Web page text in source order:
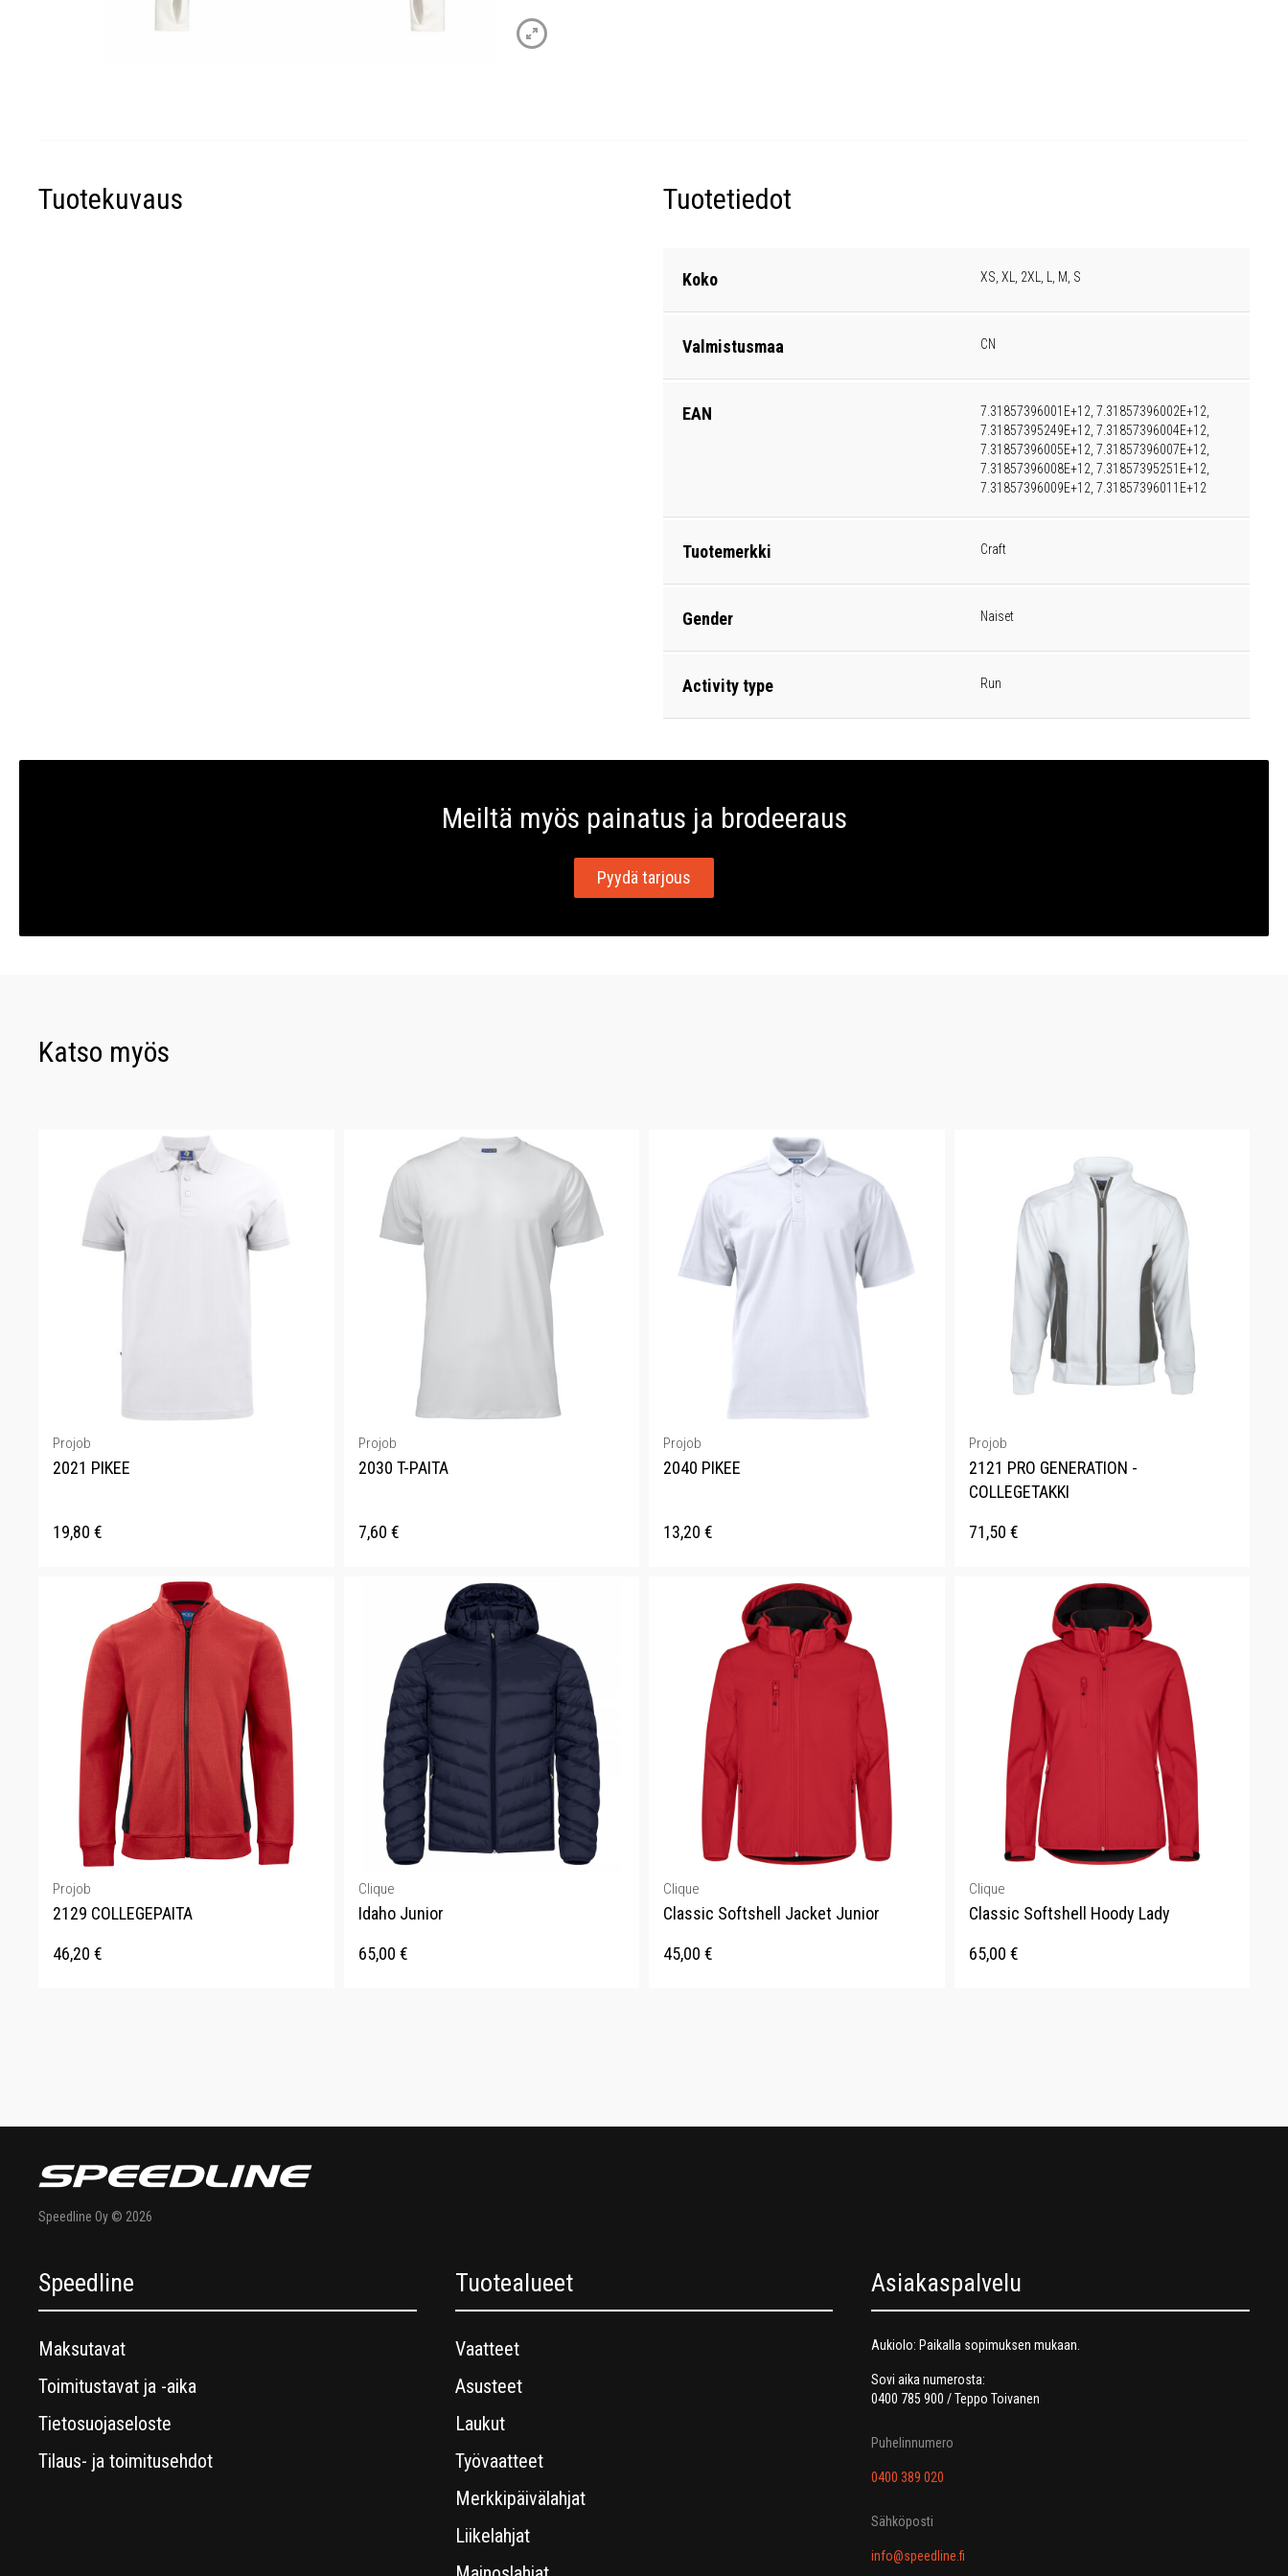
Tuotekuvaus Tuotetiedot
Koko XS, XL, 2XL, L, M, S
Valmistusmaa CN
EAN
7.31857396001E+12, 7.31857396002E+12,
7.31857395249E+12, 7.31857396004E+12,
7.31857396005E+12, 7.31857396007E+12,
7.31857396008E+12, 7.31857395251E+12,
7.31857396009E+12, 7.31857396011E+12
Tuotemerkki Craft
Gender Naiset
Activity type Run
Meiltä myös painatus ja brodeeraus
Pyydä tarjous
Katso myös
Projob
2021 PIKEE
19,80 €
Projob
2030 T-PAITA
7,60 €
Projob
2040 PIKEE
13,20 €
Projob
2121 PRO GENERATION -
COLLEGETAKKI
71,50 €
Projob
2129 COLLEGEPAITA
46,20 €
Clique
Idaho Junior
65,00 €
Clique
Classic Softshell Jacket Junior
45,00 €
Clique
Classic Softshell Hoody Lady
65,00 €
Speedline Oy © 2026
Speedline
Maksutavat
Toimitustavat ja -aika
Tietosuojaseloste
Tilaus- ja toimitusehdot
Tuotealueet
Vaatteet
Asusteet
Laukut
Työvaatteet
Merkkipäivälahjat
Liikelahjat
Asiakaspalvelu
Aukiolo: Paikalla sopimuksen mukaan.
Sovi aika numerosta:
0400 785 900 / Teppo Toivanen
Puhelinnumero
0400 389 020
Sähköposti
info@speedline.fi